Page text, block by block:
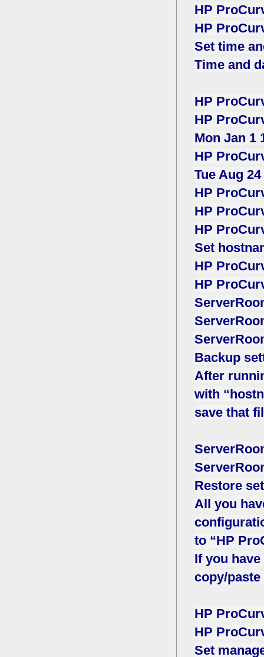
HP
HP
Set time
Time and
HP
HP
Mon Jan 1
HP
Tue Aug
HP
HP
HP
Set
HP
HP
Backup
After
with
save that
Restore
All you
to “HP
If you
copy/
HP
HP
Set